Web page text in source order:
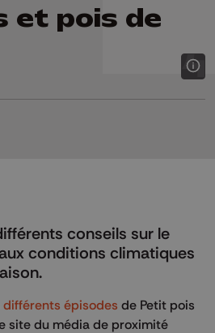
et pois de
LinkedIn
sur Whatsapp
conseils sur le
conditions climatiques
épisodes de Petit pois
site du média de proximité